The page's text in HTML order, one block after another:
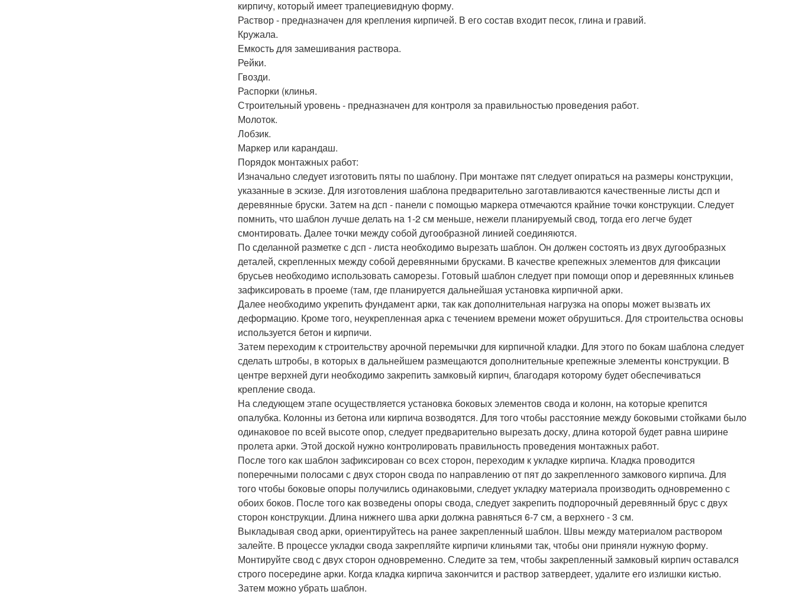
кирпичу, который имеет трапециевидную форму.
Раствор - предназначен для крепления кирпичей. В его состав входит песок, глина и гравий.
Кружала.
Емкость для замешивания раствора.
Рейки.
Гвозди.
Распорки (клинья.
Строительный уровень - предназначен для контроля за правильностью проведения работ.
Молоток.
Лобзик.
Маркер или карандаш.
Порядок монтажных работ:
Изначально следует изготовить пяты по шаблону. При монтаже пят следует опираться на размеры конструкции,
указанные в эскизе. Для изготовления шаблона предварительно заготавливаются качественные листы дсп и
деревянные бруски. Затем на дсп - панели с помощью маркера отмечаются крайние точки конструкции. Следует
помнить, что шаблон лучше делать на 1-2 см меньше, нежели планируемый свод, тогда его легче будет
смонтировать. Далее точки между собой дугообразной линией соединяются.
По сделанной разметке с дсп - листа необходимо вырезать шаблон. Он должен состоять из двух дугообразных
деталей, скрепленных между собой деревянными брусками. В качестве крепежных элементов для фиксации
брусьев необходимо использовать саморезы. Готовый шаблон следует при помощи опор и деревянных клиньев
зафиксировать в проеме (там, где планируется дальнейшая установка кирпичной арки.
Далее необходимо укрепить фундамент арки, так как дополнительная нагрузка на опоры может вызвать их
деформацию. Кроме того, неукрепленная арка с течением времени может обрушиться. Для строительства основы
используется бетон и кирпичи.
Затем переходим к строительству арочной перемычки для кирпичной кладки. Для этого по бокам шаблона следует
сделать штробы, в которых в дальнейшем размещаются дополнительные крепежные элементы конструкции. В
центре верхней дуги необходимо закрепить замковый кирпич, благодаря которому будет обеспечиваться
крепление свода.
На следующем этапе осуществляется установка боковых элементов свода и колонн, на которые крепится
опалубка. Колонны из бетона или кирпича возводятся. Для того чтобы расстояние между боковыми стойками было
одинаковое по всей высоте опор, следует предварительно вырезать доску, длина которой будет равна ширине
пролета арки. Этой доской нужно контролировать правильность проведения монтажных работ.
После того как шаблон зафиксирован со всех сторон, переходим к укладке кирпича. Кладка проводится
поперечными полосами с двух сторон свода по направлению от пят до закрепленного замкового кирпича. Для
того чтобы боковые опоры получились одинаковыми, следует укладку материала производить одновременно с
обоих боков. После того как возведены опоры свода, следует закрепить подпорочный деревянный брус с двух
сторон конструкции. Длина нижнего шва арки должна равняться 6-7 см, а верхнего - 3 см.
Выкладывая свод арки, ориентируйтесь на ранее закрепленный шаблон. Швы между материалом раствором
залейте. В процессе укладки свода закрепляйте кирпичи клиньями так, чтобы они приняли нужную форму.
Монтируйте свод с двух сторон одновременно. Следите за тем, чтобы закрепленный замковый кирпич оставался
строго посередине арки. Когда кладка кирпича закончится и раствор затвердеет, удалите его излишки кистью.
Затем можно убрать шаблон.